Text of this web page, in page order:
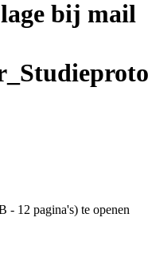
bij mail
- 12 pagina's) te openen